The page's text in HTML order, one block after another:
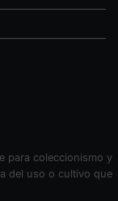
para coleccionismo y
del uso o cultivo que